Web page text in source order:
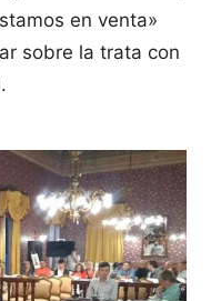
en venta»
sobre la trata con